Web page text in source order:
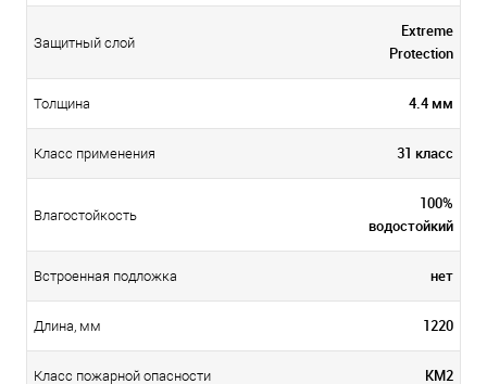
Защитный слой
Extreme
Protection
Толщина 4.4 мм
Класс применения 31 класс
Влагостойкость
100%
водостойкий
Встроенная подложка нет
Длина, мм 1220
Класс пожарной опасности КМ2